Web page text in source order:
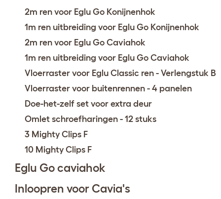
2m ren voor Eglu Go Konijnenhok
1m ren uitbreiding voor Eglu Go Konijnenhok
2m ren voor Eglu Go Caviahok
1m ren uitbreiding voor Eglu Go Caviahok
Vloerraster voor Eglu Classic ren - Verlengstuk B
Vloerraster voor buitenrennen - 4 panelen
Doe-het-zelf set voor extra deur
Omlet schroefharingen - 12 stuks
3 Mighty Clips F
10 Mighty Clips F
Eglu Go caviahok
Inloopren voor Cavia's